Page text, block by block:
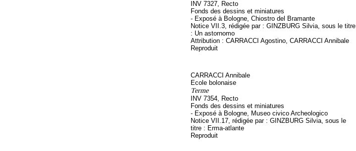
INV 7327, Recto
Fonds des dessins et miniatures
- Exposé à Bologne, Chiostro del Bramante
Notice VII.3, rédigée par : GINZBURG Silvia, sous le titre
: Un astornomo
Attribution : CARRACCI Agostino, CARRACCI Annibale
Reproduit
CARRACCI Annibale
Ecole bolonaise
Terme
INV 7354, Recto
Fonds des dessins et miniatures
- Exposé à Bologne, Museo civico Archeologico
Notice VII.17, rédigée par : GINZBURG Silvia, sous le
titre : Erma-atlante
Reproduit